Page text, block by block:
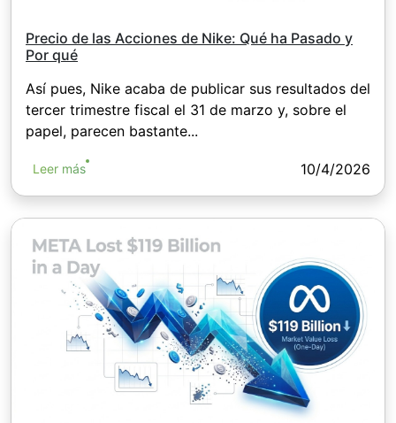
Precio de las Acciones de Nike: Qué ha Pasado y
Por qué
Así pues, Nike acaba de publicar sus resultados del
tercer trimestre fiscal el 31 de marzo y, sobre el
papel, parecen bastante...
Leer más 10/4/2026